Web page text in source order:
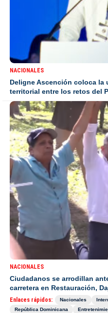
NACIONALES
Deligne Ascención coloca
territorial entre los retos del
NACIONALES
Ciudadanos se arrodillan
carretera en Restauración,
Enlaces rápidos: Nacionales
República Dominicana